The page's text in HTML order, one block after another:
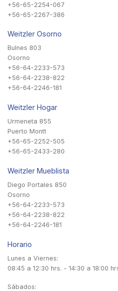
+56-65-2254-067
+56-65-2267-386
Weitzler Osorno
Bulnes 803
Osorno
+56-64-2233-573
+56-64-2238-822
+56-64-2246-181
Weitzler Hogar
Urmeneta 855
Puerto Montt
+56-65-2252-505
+56-65-2433-280
Weitzler Mueblista
Diego Portales 850
Osorno
+56-64-2233-573
+56-64-2238-822
+56-64-2246-181
Horario
Lunes a Viernes:
08:45 a 12:30 hrs. - 14:30 a 18:00
Sábados: